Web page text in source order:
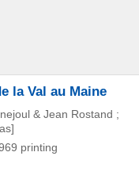
la Val au Maine
& Jean Rostand ;
printing